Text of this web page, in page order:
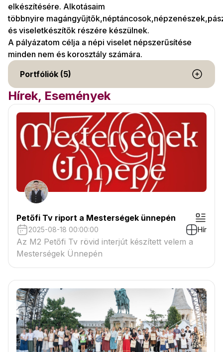
elkészítésére. Alkotásaim
többnyire
és viseletkészítők részére készülnek.
A pályázatom célja a népi viselet népszerűsítése
minden nem és korosztály számára.
Portfóliók (5)
Hírek, Események
Petőfi Tv riport a Mesterségek ünnepén
2025-08-18 00:00:00 Hír
Az M2 Petőfi Tv rövid interjút készített velem a
Mesterségek Ünnepén